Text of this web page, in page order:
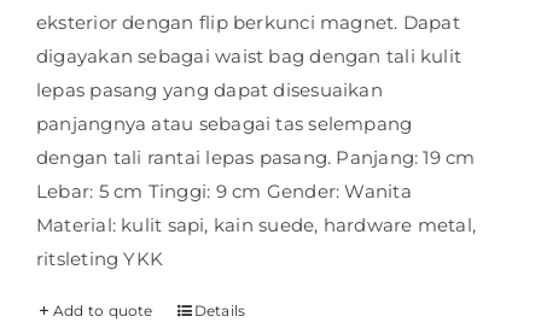
eksterior dengan flip berkunci magnet. Dapat
digayakan sebagai waist bag dengan tali kulit
lepas pasang yang dapat disesuaikan
panjangnya atau sebagai tas selempang
dengan tali rantai lepas pasang. Panjang: 19 cm
Lebar: 5 cm Tinggi: 9 cm Gender: Wanita
Material: kulit sapi, kain suede, hardware metal,
ritsleting YKK
Add to quote Details